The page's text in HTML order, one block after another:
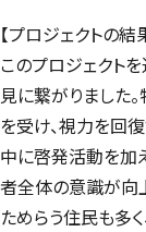
【プロジェクトの結
このプロジェクト
見に繋がりました
を受け、視力を回
中に啓発活動を加
者全体の意識が向
ためらう住民も多